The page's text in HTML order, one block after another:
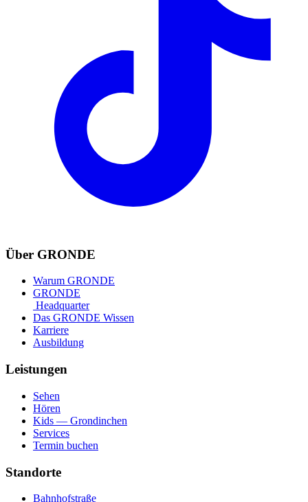
Über GRONDE
Warum GRONDE
GRONDE
Headquarter
Das GRONDE Wissen
Karriere
Ausbildung
Leistungen
Sehen
Hören
Kids — Grondinchen
Services
Termin buchen
Standorte
Bahnhofstraße